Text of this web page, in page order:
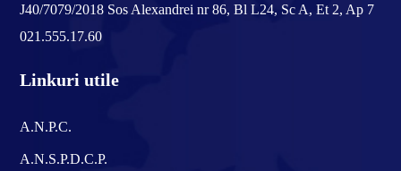
J40/7079/2018 Sos Alexandrei nr 86, Bl L24, Sc A, Et 2, Ap 7
021.555.17.60
Linkuri utile
A.N.P.C.
A.N.S.P.D.C.P.